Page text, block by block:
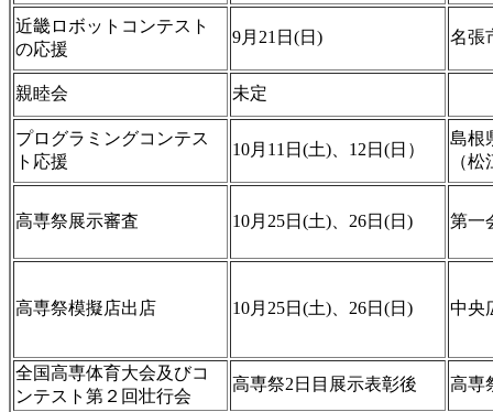
近畿ロボットコンテスト
の応援
9月21日(日) 名張
親睦会 未定
プログラミングコンテス
ト応援
10月11日(土)、12日(日）
島根
（
高専祭展示審査 10月25日(土)、26日(日) 第一
高専祭模擬店出店 10月25日(土)、26日(日) 中央
全国高専体育大会及びコ
ンテスト第２回壮行会
高専祭2日目展示表彰後 高専